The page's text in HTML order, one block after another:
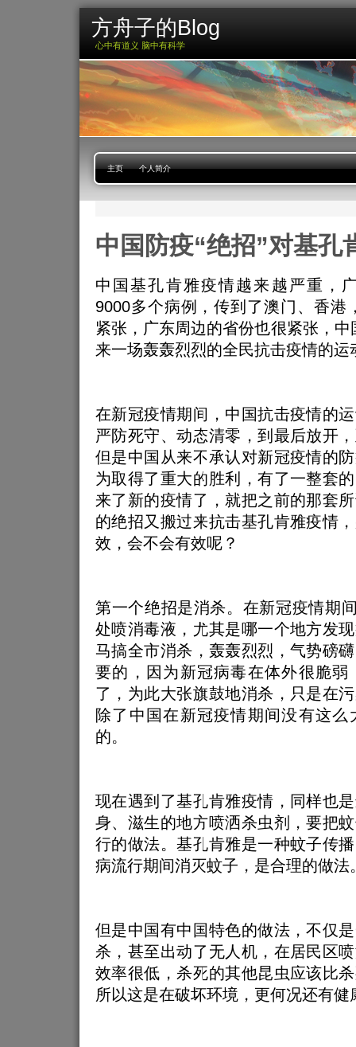
方舟子的Blog
心中有道义 脑中有科学
主页 个人简介
中国防疫“绝招”对基孔
中国基孔肯雅疫情越来越严重，
9000多个病例，传到了澳门、香港
紧张，广东周边的省份也很紧张，中
来一场轰轰烈烈的全民抗击疫情的运
在新冠疫情期间，中国抗击疫情的
严防死守、动态清零，到最后放开
但是中国从来不承认对新冠疫情的
为取得了重大的胜利，有了一整套
来了新的疫情了，就把之前的那套
的绝招又搬过来抗击基孔肯雅疫情
效，会不会有效呢？
第一个绝招是消杀。在新冠疫情期
处喷消毒液，尤其是哪一个地方发
马搞全市消杀，轰轰烈烈，气势磅
要的，因为新冠病毒在体外很脆弱
了，为此大张旗鼓地消杀，只是在
除了中国在新冠疫情期间没有这么
的。
现在遇到了基孔肯雅疫情，同样也
身、滋生的地方喷洒杀虫剂，要把
行的做法。基孔肯雅是一种蚊子传
病流行期间消灭蚊子，是合理的做法
但是中国有中国特色的做法，不仅
杀，甚至出动了无人机，在居民区
效率很低，杀死的其他昆虫应该比
所以这是在破坏环境，更何况还有健